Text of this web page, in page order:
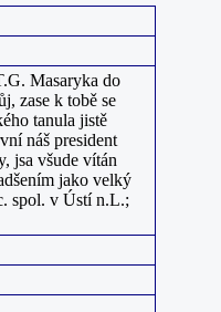
Masaryka do
zase k tobě se
tanula jistě
náš president
jsa všude vítán
jako velký
spol. v Ústí n.L.;